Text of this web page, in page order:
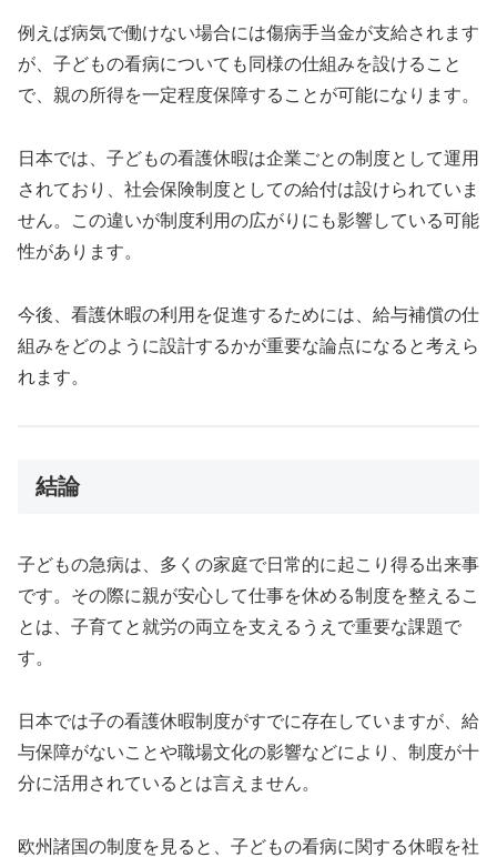
例えば病気で働けない場合には傷病手当金が支給されます
が、子どもの看病についても同様の仕組みを設けること
で、親の所得を一定程度保障することが可能になります。
日本では、子どもの看護休暇は企業ごとの制度として運用
されており、社会保険制度としての給付は設けられていま
せん。この違いが制度利用の広がりにも影響している可能
性があります。
今後、看護休暇の利用を促進するためには、給与補償の仕
組みをどのように設計するかが重要な論点になると考えら
れます。
結論
子どもの急病は、多くの家庭で日常的に起こり得る出来事
です。その際に親が安心して仕事を休める制度を整えるこ
とは、子育てと就労の両立を支えるうえで重要な課題で
す。
日本では子の看護休暇制度がすでに存在していますが、給
与保障がないことや職場文化の影響などにより、制度が十
分に活用されているとは言えません。
欧州諸国の制度を見ると、子どもの看病に関する休暇を社